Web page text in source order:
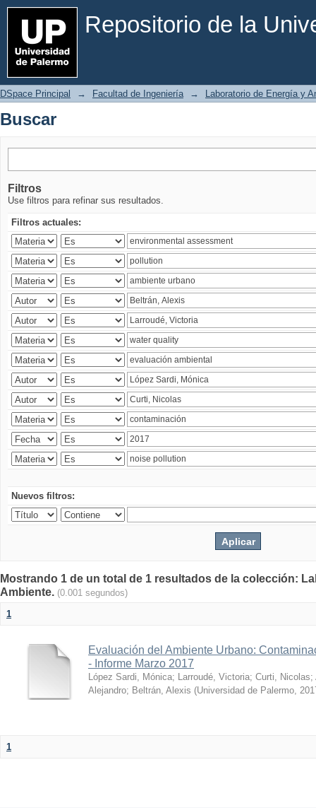
Repositorio de la
Buscar
DSpace Principal → Facultad de Ingeniería → Laboratorio de Energía y
Buscar
Filtros
Use filtros para refinar sus resultados.
Filtros actuales:
Nuevos filtros:
Mostrando 1 de un total de 1 resultados de la colección:
Ambiente. (0.001 segundos)
1
Evaluación del Ambiente Urbano:
- Informe Marzo 2017
López Sardi, Mónica; Larroudé, Victoria; Curti, Nicolas;
Alejandro; Beltrán, Alexis (Universidad de Palermo,
1